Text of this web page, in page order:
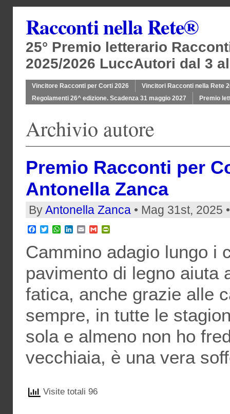
Racconti nella Rete®
25° Premio letterario
2025/2026 LuccAutori dal 3
Vincitore Racconti per Corti 2026
Vincitori Racconti nella Rete
Regolamenti 26^ edizione. Scadenza 31 maggio 2027
Premio
Archivio autore
Premio Racconti per
Antonella Zanca
ByAntonella Zanca • Mag 31st, 2025
Facebook
TwitterWhatsApp
LinkedIn
EmailGmail
Cammino adagio lungo i
pavimento di legno aiuta
fatica, anche grazie alle
sempre, in tutte le
sola e almeno non ho
vecchiaia, è una vera
Visite totali 96